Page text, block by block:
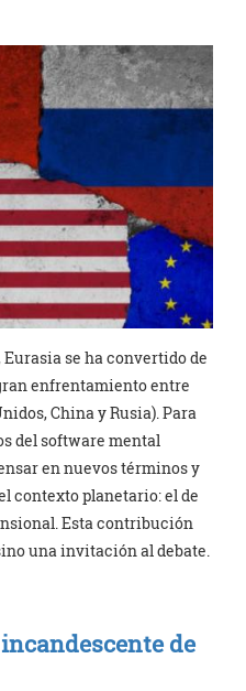
se ha convertido de
enfrentamiento entre
China y Rusia). Para
del software mental
en nuevos términos y
contexto planetario: el de
Esta contribución
una invitación al debate.
de